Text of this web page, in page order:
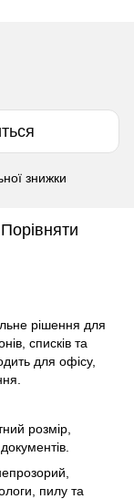
знижки
Порівняти
рішення для
списків та
для офісу,
розмір,
пилу та